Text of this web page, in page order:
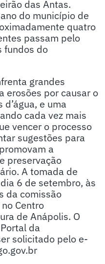
das Antas.
do município de
quatro
passam pelo
fundos do
grandes
erosões por causar o
e uma
cada vez mais
vencer o processo
sugestões para
a
preservação
A tomada de
6 de setembro, às
da comissão
Centro
de Anápolis. O
da
solicitado pelo e-